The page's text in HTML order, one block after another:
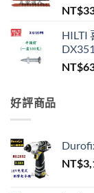
NT$
HILTI
NT$
好評商品
NT$